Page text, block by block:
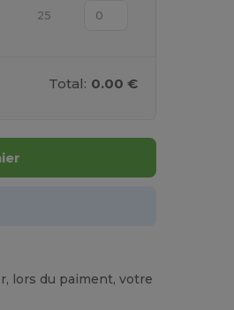
25
Total: 0.00 €
lors du paiment, votre